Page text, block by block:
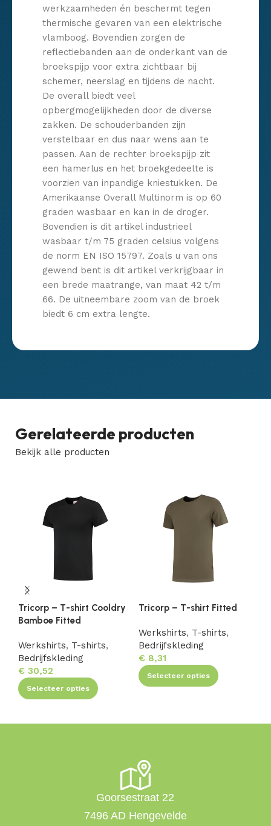
werkzaamheden én beschermt tegen
thermische gevaren van een elektrische
vlamboog. Bovendien zorgen de
reflectiebanden aan de onderkant van de
broekspijp voor extra zichtbaar bij
schemer, neerslag en tijdens de nacht.
De overall biedt veel
opbergmogelijkheden door de diverse
zakken. De schouderbanden zijn
verstelbaar en dus naar wens aan te
passen. Aan de rechter broekspijp zit
een hamerlus en het broekgedeelte is
voorzien van inpandige kniestukken. De
Amerikaanse Overall Multinorm is op 60
graden wasbaar en kan in de droger.
Bovendien is dit artikel industrieel
wasbaar t/m 75 graden celsius volgens
de norm EN ISO 15797. Zoals u van ons
gewend bent is dit artikel verkrijgbaar in
een brede maatrange, van maat 42 t/m
66. De uitneembare zoom van de broek
biedt 6 cm extra lengte.
Gerelateerde producten
Bekijk alle producten
Tricorp – T-shirt Cooldry
Bamboe Fitted
Werkshirts, T-shirts,
Bedrijfskleding
€ 30,52
Selecteer opties
Tricorp – T-shirt Fitted
Werkshirts, T-shirts,
Bedrijfskleding
€8,31
Selecteer opties
Goorsestraat 22
7496 AD Hengevelde